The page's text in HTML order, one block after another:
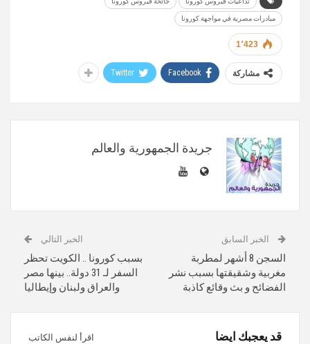
مبادرات مصرية في مواجهة كورونا
1٬423
مشاركة Facebook
Twitter
جريدة الجمهورية والعالم
الخبر السابق
السجن 8 أشهر لمطربة
مغربية وشقيقتها بسبب نشر
الفضائح و بث وقائع كاذبة
الخبر التالي
بسبب كورونا .. الكويت تحظر
السفر لـ 31 دولة.. بينها مصر
والعراق ولبنان وإيطاليا
قد يعجبك ايضا اقرأ لنفس الكاتب